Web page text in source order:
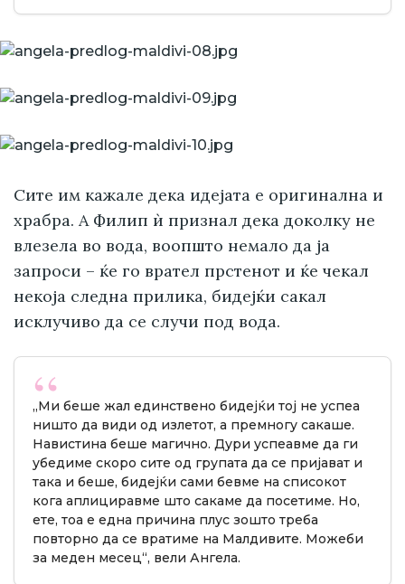
Сите им кажале дека идејата е оригинална и
храбра. А Филип ѝ признал дека доколку не
влезела во вода, воопшто немало да ја
запроси – ќе го врател прстенот и ќе чекал
некоја следна прилика, бидејќи сакал
исклучиво да се случи под вода.
„Ми беше жал единствено бидејќи тој не успеа
ништо да види од излетот, а премногу сакаше.
Навистина беше магично. Дури успеавме да ги
убедиме скоро сите од групата да се пријават и
така и беше, бидејќи сами бевме на списокот
кога аплициравме што сакаме да посетиме. Но,
ете, тоа е една причина плус зошто треба
повторно да се вратиме на Малдивите. Можеби
за меден месец“, вели Ангела.